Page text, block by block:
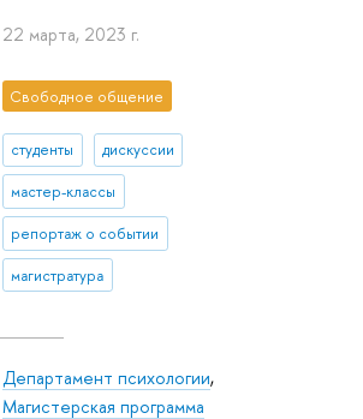
22 марта, 2023 г.
Свободное общение
студенты дискуссии
мастер-классы
репортаж о событии
магистратура
Департамент психологии,
Магистерская программа